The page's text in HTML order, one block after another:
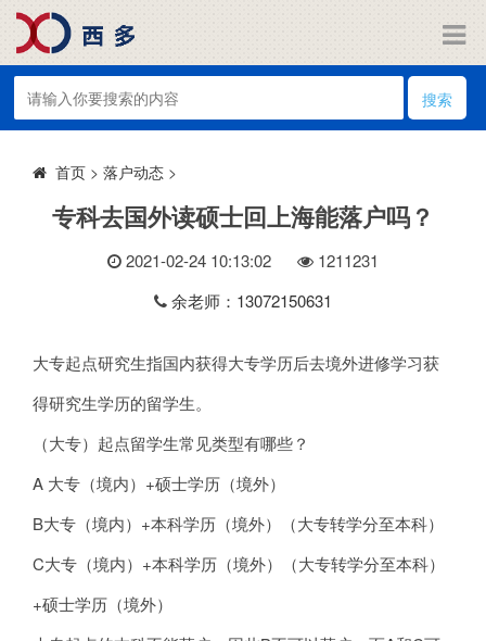
搜索
首页 > 落户动态 >
专科去国外读硕士回上海能落户吗？
2021-02-24 10:13:02 1211231
余老师：13072150631
大专起点研究生指国内获得大专学历后去境外进修学习获
得研究生学历的留学生。
（大专）起点留学生常见类型有哪些？
A 大专（境内）+硕士学历（境外）
B大专（境内）+本科学历（境外）（大专转学分至本科）
C大专（境内）+本科学历（境外）（大专转学分至本科）
+硕士学历（境外）